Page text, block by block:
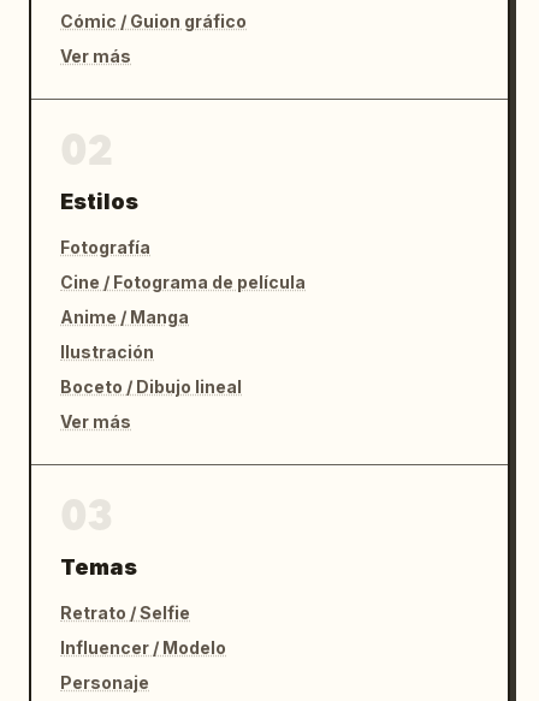
Cómic / Guion gráfico
Ver más
Estilos
Fotografía
Cine / Fotograma de película
Anime / Manga
Ilustración
Boceto / Dibujo lineal
Ver más
Temas
Retrato / Selfie
Influencer / Modelo
Personaje